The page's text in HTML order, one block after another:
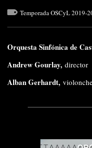
Temporada OSCyL 2019-
Orquesta Sinfónica de
Andrew Gourlay, director
Alban Gerhardt,